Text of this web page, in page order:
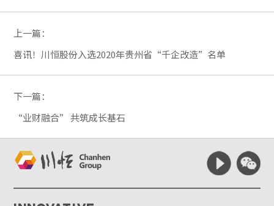
上一篇：
喜讯！川恒股份入选2020年贵州省“千企改造”名单
下一篇：
“业财融合” 共筑成长基石